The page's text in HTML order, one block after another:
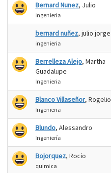
Bernard Nunez, Julio
Ingenieria
bernard nuñez, julio jorge
ingenieria
Berrelleza Alejo, Martha
Guadalupe
Ingenieria
Blanco Villaseñor, Rogelio
Ingenieria
Blundo, Alessandro
Ingeniería
Bojorquez, Rocio
quimica